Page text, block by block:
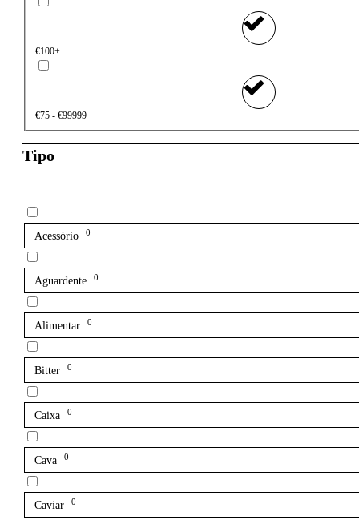
€100+
€75 - €99999
Tipo
Acessório 0
Aguardente 0
Alimentar 0
Bitter 0
Caixa 0
Cava 0
Caviar 0